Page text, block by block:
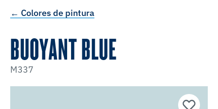
← Colores de pintura
BUOYANT BLUE
M337